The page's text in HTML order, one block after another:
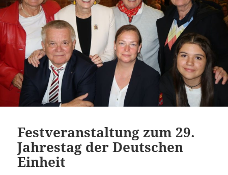
Festveranstaltung zum 29.
Jahrestag der Deutschen
Einheit